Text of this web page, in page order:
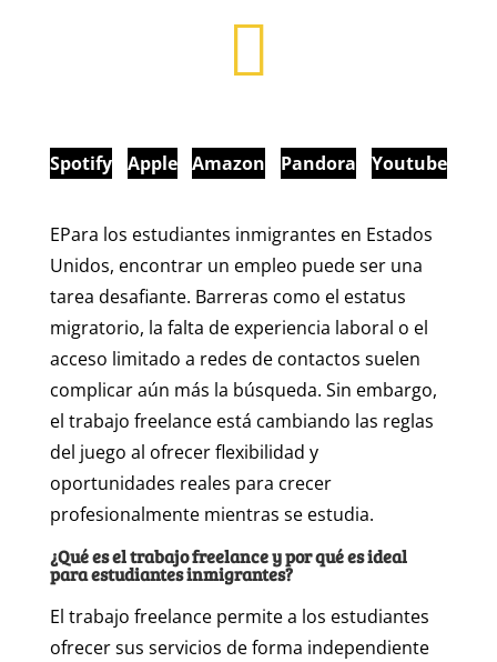
Spotify Apple Amazon Pandora Youtube
EPara los estudiantes inmigrantes en Estados
Unidos, encontrar un empleo puede ser una
tarea desafiante. Barreras como el estatus
migratorio, la falta de experiencia laboral o el
acceso limitado a redes de contactos suelen
complicar aún más la búsqueda. Sin embargo,
el trabajo freelance está cambiando las reglas
del juego al ofrecer flexibilidad y
oportunidades reales para crecer
profesionalmente mientras se estudia.
¿Qué es el trabajo freelance y por qué es ideal
para estudiantes inmigrantes?
El trabajo freelance permite a los estudiantes
ofrecer sus servicios de forma independiente